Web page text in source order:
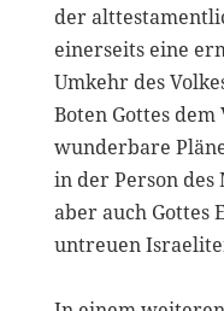
der
einerseits eine
Umkehr des
Boten Gottes
wunderbare
in der Person des
aber auch Gottes
untreuen